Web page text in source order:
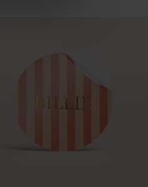
rose bébé 1 kg (± 240 ex)